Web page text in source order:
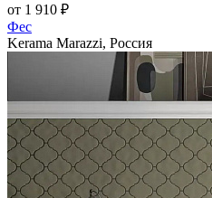
от 1 910 ₽
Фес
Kerama Marazzi, Россия